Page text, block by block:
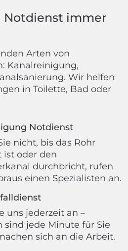
Notdienst immer
Arten von
Kanalreinigung,
Wir helfen
in Toilette, Bad oder
Notdienst
nicht, bis das Rohr
ist oder den
durchbricht, rufen
einen Spezialisten an.
uns jederzeit an –
sind jede Minute für Sie
sich an die Arbeit.